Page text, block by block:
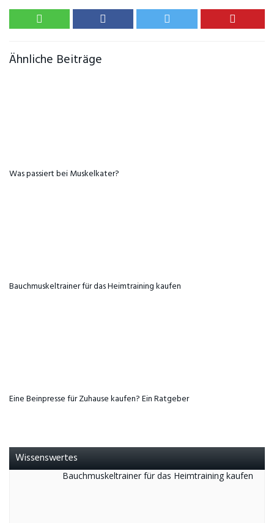
Ähnliche Beiträge
Was passiert bei Muskelkater?
Bauchmuskeltrainer für das Heimtraining kaufen
Eine Beinpresse für Zuhause kaufen? Ein Ratgeber
Wissenswertes
Bauchmuskeltrainer für das Heimtraining kaufen